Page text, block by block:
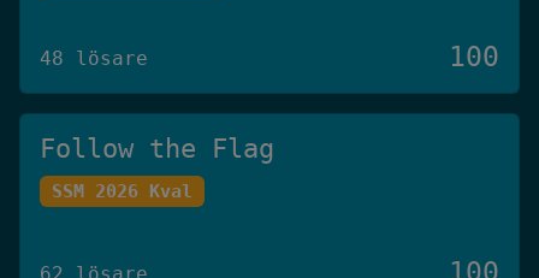
48 lösare 100
Follow the Flag
SSM 2026 Kval